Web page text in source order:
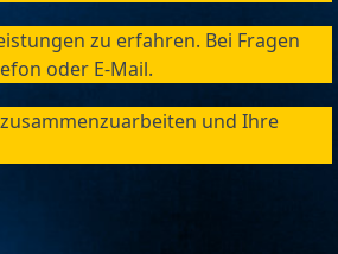
zu erfahren. Bei Fragen
oder E-Mail.
und Ihre